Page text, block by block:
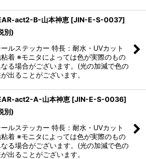
act2-B-山本神恵 [JIN-E-S-0037]
別)
ルステッカー 特長：耐水・UVカット
着 ※モニタによっては色が実際のもの
る場合がございます。(光の加減で色の
出ることがございます。
act2-A-山本神恵 [JIN-E-S-0036]
別)
ルステッカー 特長：耐水・UVカット
着 ※モニタによっては色が実際のもの
る場合がございます。(光の加減で色の
出ることがございます。